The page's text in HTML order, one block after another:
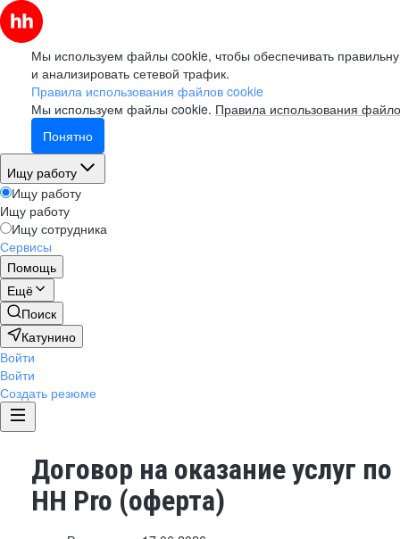
Мы используем файлы cookie, чтобы обеспечивать
и анализировать сетевой трафик.
Правила использования файлов cookie
Мы используем файлы cookie. Правила использования
Понятно
Ищу работу
Ищу работу
Ищу работу
Ищу сотрудника
Сервисы
Помощь
Ещё
Поиск
Катунино
Войти
Войти
Создать резюме
Договор на оказание услуг
HH Pro (оферта)